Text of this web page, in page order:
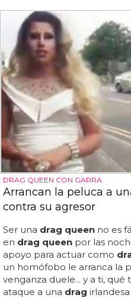
DRAG QUEEN CON GARRA
Arrancan la peluca a
contra su agresor
Ser una drag queen no es
en drag queen por las
apoyo para actuar como
un homófobo le arranca la
venganza duele... y a ti,
ataque a una drag irlandesa